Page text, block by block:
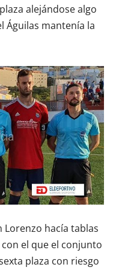
alejándose algo
Águilas mantenía la
Lorenzo hacía tablas
el que el conjunto
plaza con riesgo